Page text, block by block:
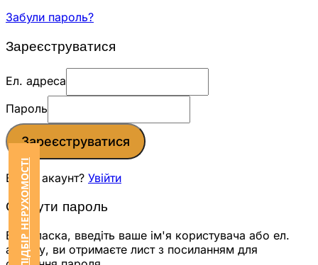
Забули пароль?
Зареєструватися
Ел. адреса
Пароль
Зареєструватися
Вже є акаунт? Увійти
Скинути пароль
Будь ласка, введіть ваше ім'я користувача або ел.
адресу, ви отримаєте лист з посиланням для